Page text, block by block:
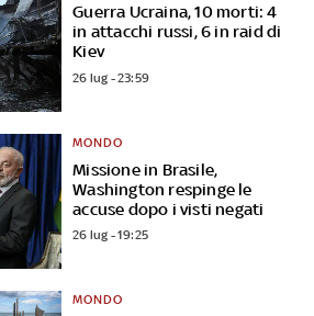
Guerra Ucraina, 10 morti: 4
in attacchi russi, 6 in raid di
Kiev
26 lug - 23:59
Missione in Brasile,
Washington respinge le
accuse dopo i visti negati
MONDO
26 lug - 19:25
MONDO